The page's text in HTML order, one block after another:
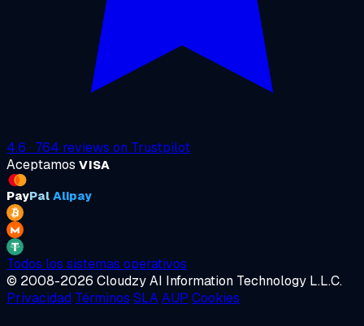
4.6 · 764 reviews on Trustpilot
Aceptamos VISA
PayPal Alipay
Todos los sistemas operativos
© 2008-2026 Cloudzy AI Information Technology L.L.C.
Privacidad Términos SLAAUP Cookies